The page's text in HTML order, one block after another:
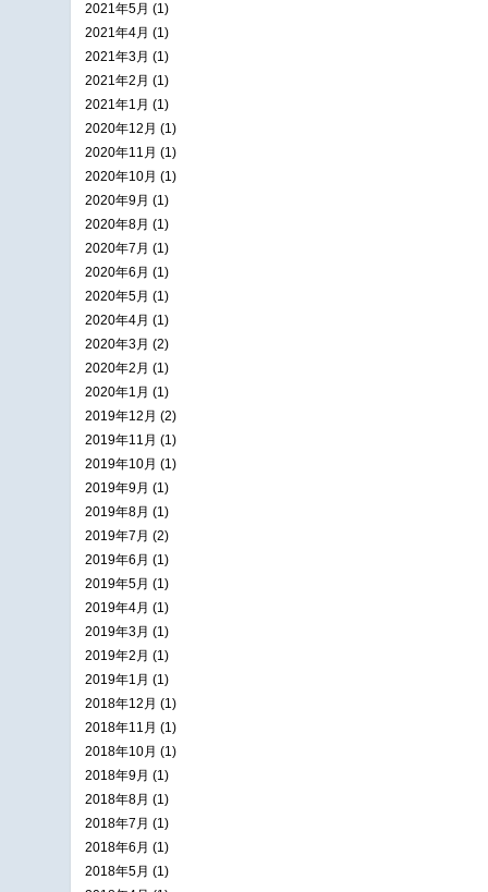
2021年5月 (1)
2021年4月 (1)
2021年3月 (1)
2021年2月 (1)
2021年1月 (1)
2020年12月 (1)
2020年11月 (1)
2020年10月 (1)
2020年9月 (1)
2020年8月 (1)
2020年7月 (1)
2020年6月 (1)
2020年5月 (1)
2020年4月 (1)
2020年3月 (2)
2020年2月 (1)
2020年1月 (1)
2019年12月 (2)
2019年11月 (1)
2019年10月 (1)
2019年9月 (1)
2019年8月 (1)
2019年7月 (2)
2019年6月 (1)
2019年5月 (1)
2019年4月 (1)
2019年3月 (1)
2019年2月 (1)
2019年1月 (1)
2018年12月 (1)
2018年11月 (1)
2018年10月 (1)
2018年9月 (1)
2018年8月 (1)
2018年7月 (1)
2018年6月 (1)
2018年5月 (1)